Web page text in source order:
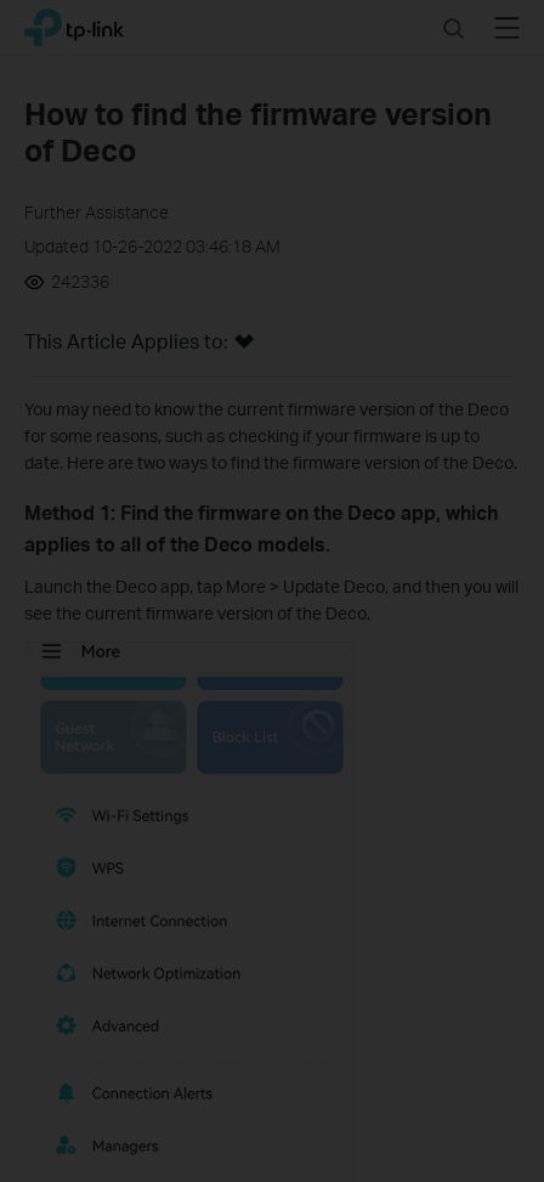
Click
navigation
TP-Link, Reliably Smart SearchMenu
How to find the firmware version
of Deco
Further Assistance
Updated 10-26-2022 03:46:18 AM
242336
This Article Applies to:
You may need to know the current firmware version of the Deco
for some reasons, such as checking if your firmware is up to
date. Here are two ways to find the firmware version of the Deco.
Method 1: Find the firmware on the Deco app, which
applies to all of the Deco models.
Launch the Deco app, tap More > Update Deco, and then you will
see the current firmware version of the Deco.